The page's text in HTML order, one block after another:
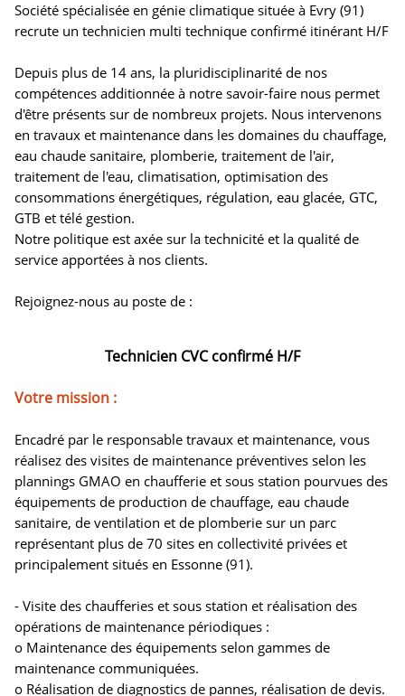
Société spécialisée en génie climatique située à Evry (91)
recrute un technicien multi technique confirmé itinérant H/F
Depuis plus de 14 ans, la pluridisciplinarité de nos
compétences additionnée à notre savoir-faire nous permet
d'être présents sur de nombreux projets. Nous intervenons
en travaux et maintenance dans les domaines du chauffage,
eau chaude sanitaire, plomberie, traitement de l'air,
traitement de l'eau, climatisation, optimisation des
consommations énergétiques, régulation, eau glacée, GTC,
GTB et télé gestion.
Notre politique est axée sur la technicité et la qualité de
service apportées à nos clients.
Rejoignez-nous au poste de :
Technicien CVC confirmé H/F
Votre mission :
Encadré par le responsable travaux et maintenance, vous
réalisez des visites de maintenance préventives selon les
plannings GMAO en chaufferie et sous station pourvues des
équipements de production de chauffage, eau chaude
sanitaire, de ventilation et de plomberie sur un parc
représentant plus de 70 sites en collectivité privées et
principalement situés en Essonne (91).
- Visite des chaufferies et sous station et réalisation des
opérations de maintenance périodiques :
o Maintenance des équipements selon gammes de
maintenance communiquées.
o Réalisation de diagnostics de pannes, réalisation de devis.